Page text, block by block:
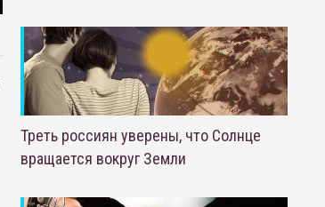
Треть россиян уверены, что Солнце
вращается вокруг Земли